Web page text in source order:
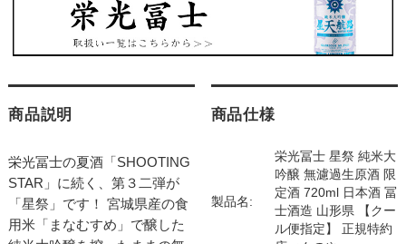
商品説明
栄光冨士の夏酒「SHOOTING
STAR」に続く、第３二弾が
「星祭」です！ 宮城県産の食
用米「まなむすめ」で醸した
商品仕様
製品名:
栄光冨士 星祭 純米大
吟醸 無濾過生原酒 限
定酒 720ml 日本酒 冨
士酒造 山形県 【クー
ル便指定】 正規特約